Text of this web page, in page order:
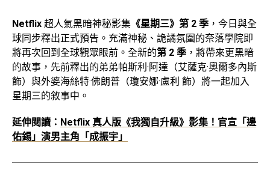
Netflix 超人氣黑暗神秘影集 《星期三》第 2 季 ，今日與全
球同步釋出正式預告。充滿神秘、詭譎氛圍的奈落學院即
將再次回到全球觀眾眼前。全新的第 2 季 ，將帶來更黑暗
的故事，先前釋出的弟弟帕斯利·阿達（艾薩克·奧爾多內斯
飾）與外婆海絲特·佛朗普（瓊安娜·盧利 飾）將一起加入
星期三的敘事中。
延伸閱讀： Netflix 真人版《我獨自升級》影集！官宣「邊
佑錫」演男主角「成振宇」